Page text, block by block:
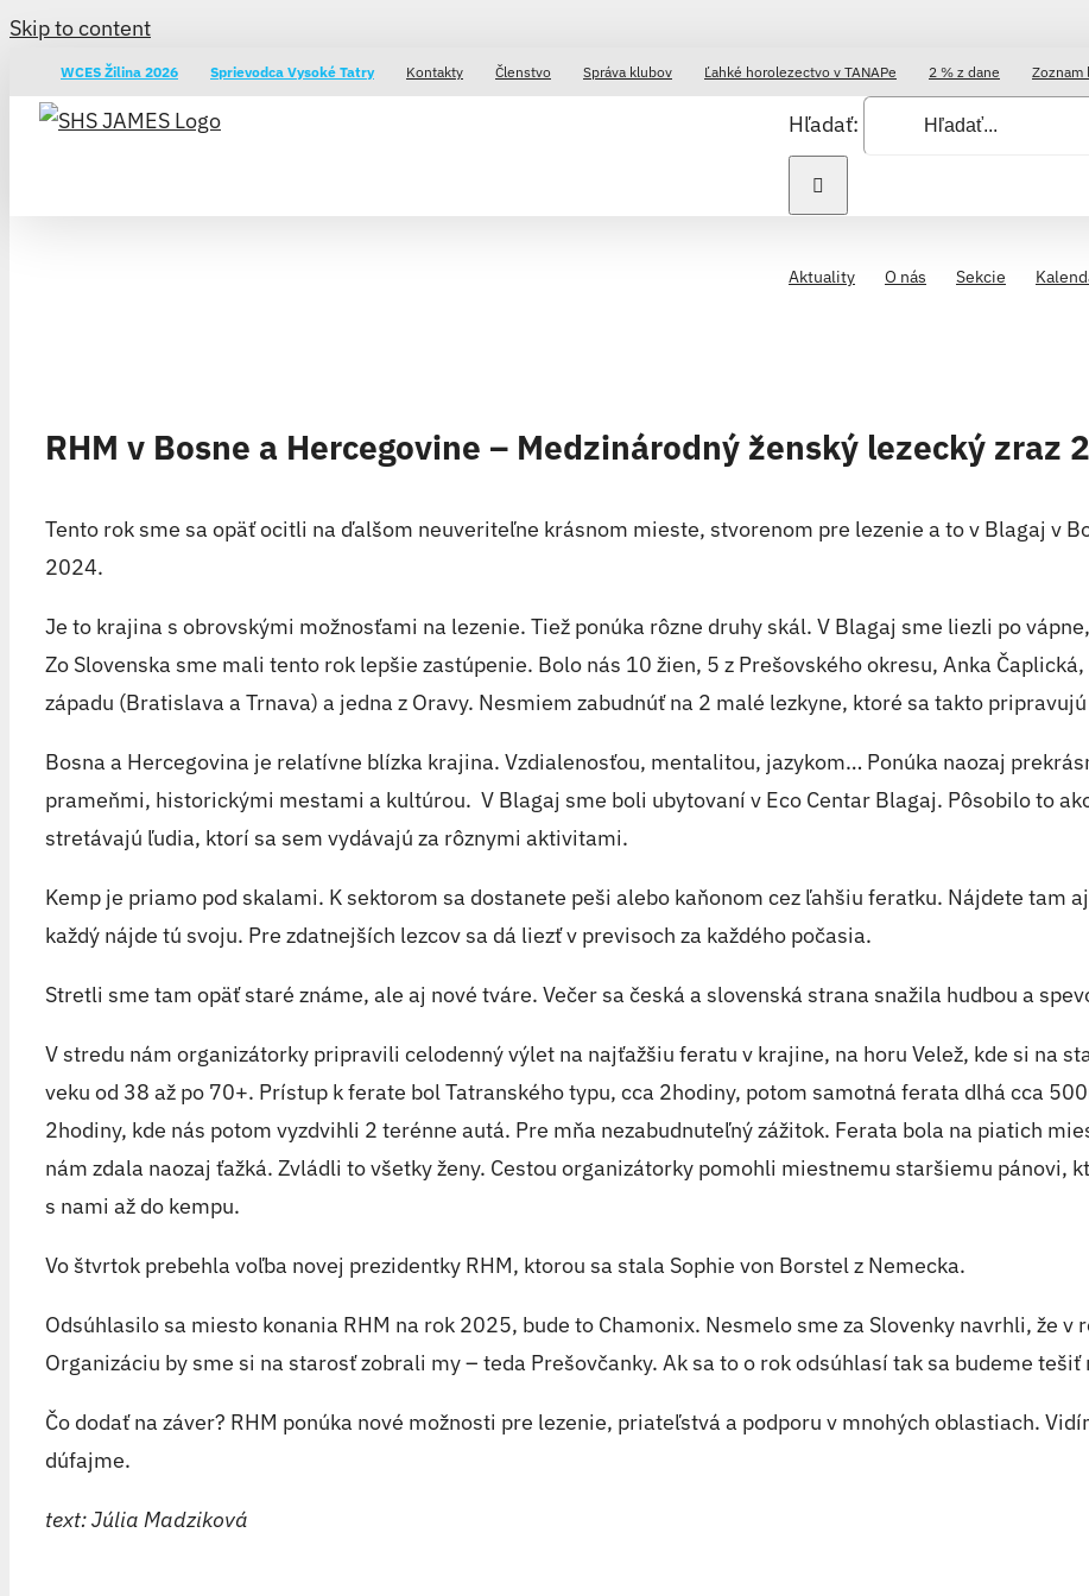
Skip to content
WCES Žilina 2026 Sprievodca Vysoké Tatry Kontakty Členstvo Správa klubov Ľahké horolezectvo v TANAPe 2 % z dane Zoznam
Hľadať:
Aktuality O nás Sekcie
RHM v Bosne a Hercegovine – Medzinárodný ženský lezecký zraz
Tento rok sme sa opäť ocitli na ďalšom neuveriteľne krásnom mieste, stvorenom pre lezenie a to v Blagaj v
2024.
Je to krajina s obrovskými možnosťami na lezenie. Tiež ponúka rôzne druhy skál. V Blagaj sme liezli po
Zo Slovenska sme mali tento rok lepšie zastúpenie. Bolo nás 10 žien, 5 z Prešovského okresu, Anka
západu (Bratislava a Trnava) a jedna z Oravy. Nesmiem zabudnúť na 2 malé lezkyne, ktoré sa takto
Bosna a Hercegovina je relatívne blízka krajina. Vzdialenosťou, mentalitou, jazykom… Ponúka naozaj
prameňmi, historickými mestami a kultúrou. V Blagaj sme boli ubytovaní v Eco Centar Blagaj. Pôsobilo to
stretávajú ľudia, ktorí sa sem vydávajú za rôznymi aktivitami.
Kemp je priamo pod skalami. K sektorom sa dostanete peši alebo kaňonom cez ľahšiu feratku. Nájdete tam
každý nájde tú svoju. Pre zdatnejších lezcov sa dá liezť v previsoch za každého počasia.
Stretli sme tam opäť staré známe, ale aj nové tváre. Večer sa česká a slovenská strana snažila hudbou a
V stredu nám organizátorky pripravili celodenný výlet na najťažšiu feratu v krajine, na horu Velež, kde si na
veku od 38 až po 70+. Prístup k ferate bol Tatranského typu, cca 2hodiny, potom samotná ferata dlhá cca
2hodiny, kde nás potom vyzdvihli 2 terénne autá. Pre mňa nezabudnuteľný zážitok. Ferata bola na piatich
nám zdala naozaj ťažká. Zvládli to všetky ženy. Cestou organizátorky pomohli miestnemu staršiemu pánovi,
s nami až do kempu.
Vo štvrtok prebehla voľba novej prezidentky RHM, ktorou sa stala Sophie von Borstel z Nemecka.
Odsúhlasilo sa miesto konania RHM na rok 2025, bude to Chamonix. Nesmelo sme za Slovenky navrhli, že v
Organizáciu by sme si na starosť zobrali my – teda Prešovčanky. Ak sa to o rok odsúhlasí tak sa budeme
Čo dodať na záver? RHM ponúka nové možnosti pre lezenie, priateľstvá a podporu v mnohých oblastiach.
dúfajme.
text: Júlia Madziková